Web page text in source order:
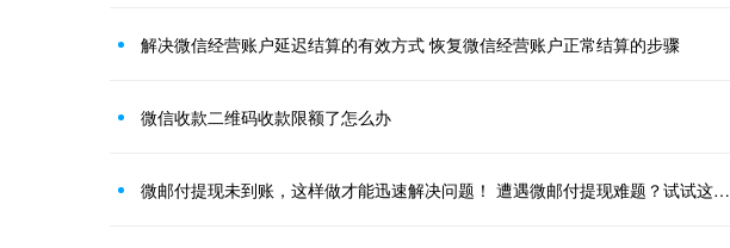
解决微信经营账户延迟结算的有效方式 恢复微信经营账户正常结算的步骤
微信收款二维码收款限额了怎么办
微邮付提现未到账，这样做才能迅速解决问题！ 遭遇微邮付提现难题？试试这些解决方法！